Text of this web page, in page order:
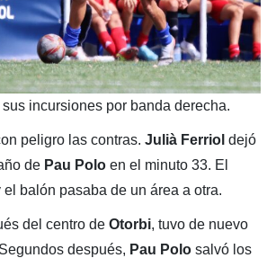
incursiones por banda derecha.
peligro las contras. Julià Ferriol dejó
de Pau Poloen el minuto 33. El
balón pasaba de un área a otra.
del centro de Otorbi, tuvo de nuevo
después, Pau Polosalvó los